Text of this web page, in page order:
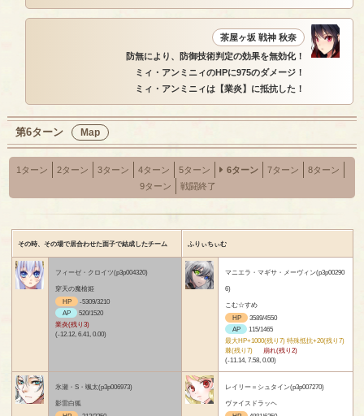
茶屋ヶ坂 戦神 秋奈
防無により、防御技術判定の効果を無効化！
ミィ・アンミニィのHPに975のダメージ！
ミィ・アンミニィは【業炎】に抵抗した！
第6ターン Map
1ターン 2ターン 3ターン 4ターン 5ターン 6ターン 7ターン
8ターン
9ターン
戦闘終了
その時、その場で居合わせた面子で結成したチーム ふりぃちぃむ
フィーゼ・クロイツ(p3p004320)
穿天の魔槍姫
HP
-5309/3210
AP
520/1520
業炎(残り3)
(-12.12, 6.41, 0.00)
マニエラ・マギサ・メーヴィン(p3p00290
6)
こむ☆すめ
HP
3589/4550
AP
115/1465
最大HP+1000(残り7) 特殊抵抗+20(残り7)
棘(残り7)
崩れ(残り2)
(-11.14, 7.58, 0.00)
氷瀬・S・颯太(p3p006973)
影雷白狐
レイリー＝シュタイン(p3p007270)
ヴァイスドラッヘ